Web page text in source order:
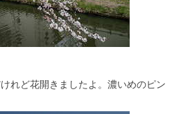
れど花開きましたよ。濃いめのピン